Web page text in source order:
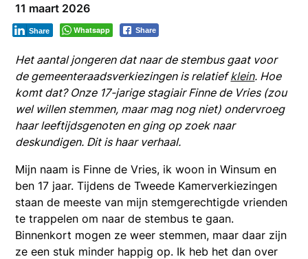
11 maart 2026
Whatsapp Share
Share
Het aantal jongeren dat naar de stembus gaat voor
de gemeenteraadsverkiezingen is relatiefklein. Hoe
komt dat? Onze 17-jarige stagiair Finne de Vries (zou
wel willen stemmen, maar mag nog niet) ondervroeg
haar leeftijdsgenoten en ging op zoek naar
deskundigen. Dit is haar verhaal.
Mijn naam is Finne de Vries, ik woon in Winsum en
ben 17 jaar. Tijdens de Tweede Kamerverkiezingen
staan de meeste van mijn stemgerechtigde vrienden
te trappelen om naar de stembus te gaan.
Binnenkort mogen ze weer stemmen, maar daar zijn
ze een stuk minder happig op. Ik heb het dan over